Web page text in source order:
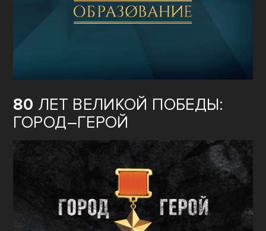
80 ЛЕТ ВЕЛИКОЙ ПОБЕДЫ:
ГОРОД–ГЕРОЙ